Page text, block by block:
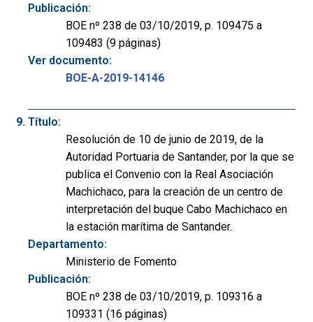
Publicación:
BOE nº 238 de 03/10/2019, p. 109475 a
109483 (9 páginas)
Ver documento:
BOE-A-2019-14146
Título:
Resolución de 10 de junio de 2019, de la
Autoridad Portuaria de Santander, por la que se
publica el Convenio con la Real Asociación
Machichaco, para la creación de un centro de
interpretación del buque Cabo Machichaco en
la estación marítima de Santander.
Departamento:
Ministerio de Fomento
Publicación:
BOE nº 238 de 03/10/2019, p. 109316 a
109331 (16 páginas)